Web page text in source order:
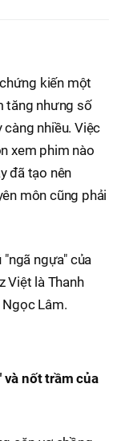
kiến một
tăng nhưng số
nhiều. Việc
xem phim nào
đã tạo nên
môn cũng phải
ngựa" của
Việt là Thanh
Ngọc Lâm.
và nốt trầm của